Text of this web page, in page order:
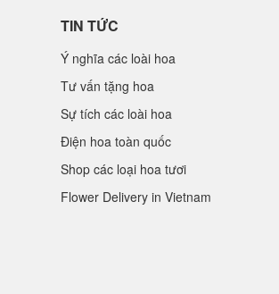
TIN TỨC
Ý nghĩa các loài hoa
Tư vấn tặng hoa
Sự tích các loài hoa
Điện hoa toàn quốc
Shop các loại hoa tươi
Flower Delivery in Vietnam